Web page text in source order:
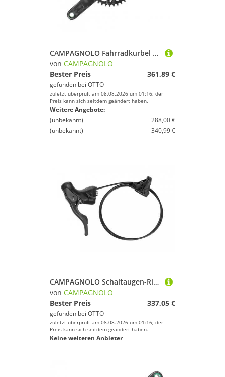
CAMPAGNOLO Fahrradkurbel Campagnolo Kurbelgarnitur Ekar 13s 13-Fach 44 Zähne 172.5mm nur für IC
von CAMPAGNOLO
Bester Preis
361,89 €
gefunden bei OTTO
zuletzt überprüft am 08.08.2026 um 01:16; der
Preis kann sich seitdem geändert haben.
Weitere Angebote:
(unbekannt)
288,00 €
(unbekannt)
340,99 €
CAMPAGNOLO Schaltaugen-Richtwerkzeug Campagnolo Schalt Bremshebel Ekar GT 1x13 rechts EP plus 140 Zange mit
von CAMPAGNOLO
Bester Preis
337,05 €
gefunden bei OTTO
zuletzt überprüft am 08.08.2026 um 01:16; der
Preis kann sich seitdem geändert haben.
Keine weiteren Anbieter